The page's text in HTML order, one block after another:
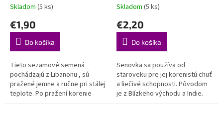
Skladom (5 ks)
€1,90
Do košíka
Tieto sezamové semená
pochádzajú z Libanonu , sú
pražené jemne a ručne pri stálej
teplote. Po pražení korenie
vydáva tóny lieskových orechov
Skladom (5 ks)
€2,20
Do košíka
Senovka sa používa od
staroveku pre jej korenistú chuť
a liečivé schopnosti. Pôvodom
je z Blízkeho východu a Indie.
Od stredoveku sa pestuje aj vo